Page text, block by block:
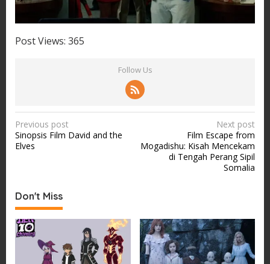
Post Views: 365
Follow Us
P
o
n
a
v
i
Previous post
Sinopsis Film David and the
Elves
Next post
Film Escape from
Mogadishu: Kisah Mencekam
di Tengah Perang Sipil
Somalia
Don't Miss